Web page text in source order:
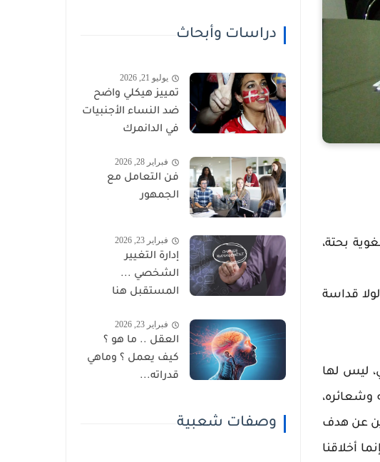
بحتة،
قداسة
ليس لها
وشعائره،
عن هدف
أخلاقنا
دراسات وأبحاث
يوليو 21, 2026
تمييز هيكلي واضح
ضد النساء الأجنبيات
في الدانمرك
فبراير 28, 2026
فن التعامل مع
الجمهور
فبراير 23, 2026
إدارة التغيير
الشخصي ...
المستقبل هنا
فبراير 23, 2026
العقل .. ما هو ؟
كيف يعمل ؟ وماهي
قدراته...
وصفات شعبية